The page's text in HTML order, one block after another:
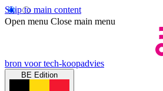
Skip to main content
Open menu Close main menu
bron voor tech-koopadvies
BE Edition